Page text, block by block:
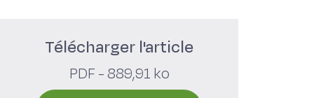
Télécharger l'article
PDF - 889,91 ko